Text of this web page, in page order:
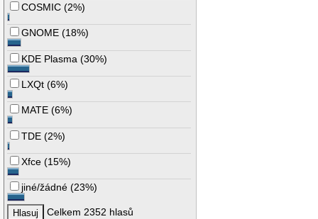
COSMIC (2%)
GNOME (18%)
KDE Plasma (30%)
LXQt (6%)
MATE (6%)
TDE (2%)
Xfce (15%)
jiné/žádné (23%)
Celkem 2352 hlasů